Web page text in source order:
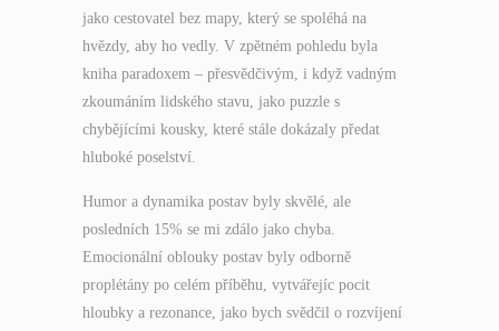
jako cestovatel bez mapy, který se spoléhá na
hvězdy, aby ho vedly. V zpětném pohledu byla
kniha paradoxem – přesvědčivým, i když vadným
zkoumáním lidského stavu, jako puzzle s
chybějícími kousky, které stále dokázaly předat
hluboké poselství.
Humor a dynamika postav byly skvělé, ale
posledních 15% se mi zdálo jako chyba.
Emocionální oblouky postav byly odborně
proplétány po celém příběhu, vytvářejíc pocit
hloubky a rezonance, jako bych svědčil o rozvíjení